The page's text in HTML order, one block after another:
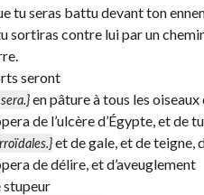
tu seras battu devant ton
sortiras contre lui par un
seront
en pâture à tous les
de l’ulcère d’Égypte, et de
et de gale, et de teigne,
de délire, et d’aveuglement
stupeur